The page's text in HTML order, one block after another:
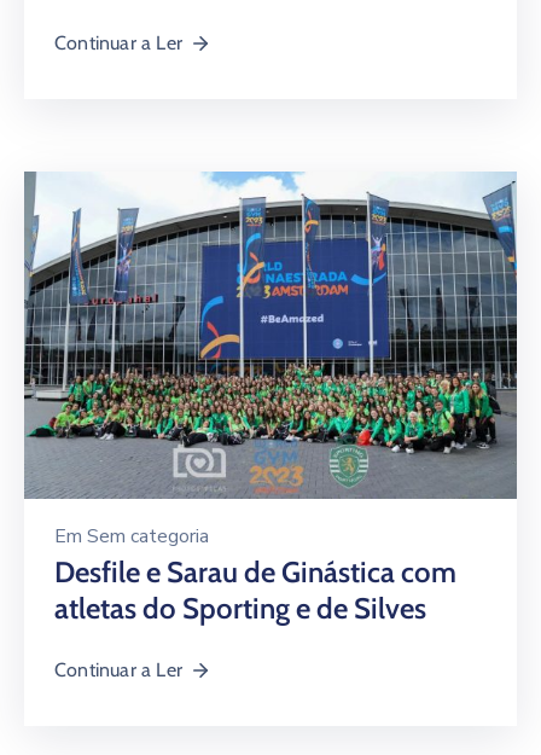
Continuar a Ler
Em Sem categoria
Desfile e Sarau de Ginástica com
atletas do Sporting e de Silves
Continuar a Ler